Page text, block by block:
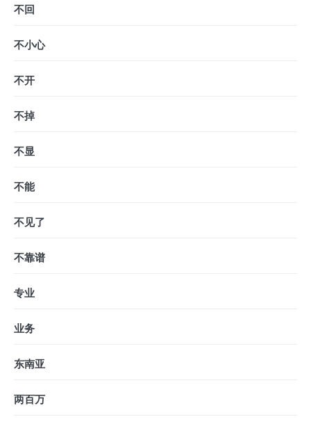
不回
不小心
不开
不掉
不显
不能
不见了
不靠谱
专业
业务
东南亚
两百万